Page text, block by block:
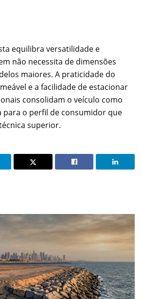
equilibra versatilidade e
não necessita de dimensões
maiores. A praticidade do
e a facilidade de estacionar
consolidam o veículo como
para o perfil de consumidor que
superior.